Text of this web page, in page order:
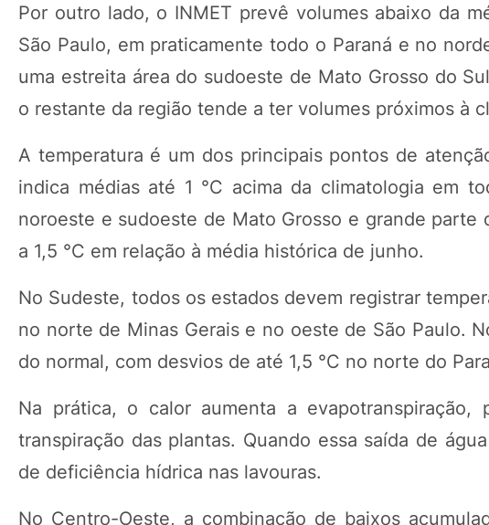
Por outro lado, o INMET prevê volumes abaixo da
São Paulo, em praticamente todo o Paraná e no
uma estreita área do sudoeste de Mato Grosso do
o restante da região tende a ter volumes próximos à
A temperatura é um dos principais pontos de
indica médias até 1 °C acima da climatologia em
noroeste e sudoeste de Mato Grosso e grande
a 1,5 °C em relação à média histórica de junho.
No Sudeste, todos os estados devem registrar
no norte de Minas Gerais e no oeste de São Paulo.
do normal, com desvios de até 1,5 °C no norte do
Na prática, o calor aumenta a
transpiração das plantas. Quando essa saída de
de deficiência hídrica nas lavouras.
No Centro-Oeste, a combinação de baixos